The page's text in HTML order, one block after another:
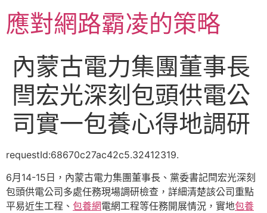
主應對網路霸凌的策略
內蒙古電力集團董事長
閆宏光深刻包頭供電公
司實一包養心得地調研
requestId:68670c27ac42c5.32412319.
6月14-15日，內蒙古電力集團董事長、黨委書記閆宏光深刻
包頭供電公司多處任務現場調研檢查，詳細清楚該公司重點
平易近生工程、 包養網電網工程等任務開展情況，實地包養